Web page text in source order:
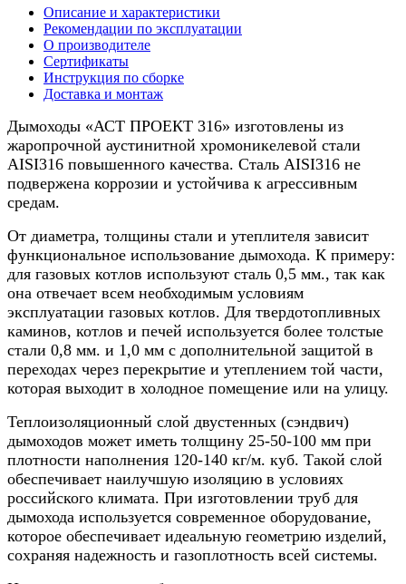
камина
нерж.,
120/220мм,
10м
Описание и характеристики
Рекомендации по эксплуатации
О производителе
Сертификаты
Инструкция по сборке
Доставка и монтаж
Дымоходы «АСТ ПРОЕКТ 316» изготовлены из
жаропрочной аустинитной хромоникелевой стали
AISI316 повышенного качества. Сталь AISI316 не
подвержена коррозии и устойчива к агрессивным
средам.
От диаметра, толщины стали и утеплителя зависит
функциональное использование дымохода. К примеру:
для газовых котлов используют сталь 0,5 мм., так как
она отвечает всем необходимым условиям
эксплуатации газовых котлов. Для твердотопливных
каминов, котлов и печей используется более толстые
стали 0,8 мм. и 1,0 мм с дополнительной защитой в
переходах через перекрытие и утеплением той части,
которая выходит в холодное помещение или на улицу.
Теплоизоляционный слой двустенных (сэндвич)
дымоходов может иметь толщину 25-50-100 мм при
плотности наполнения 120-140 кг/м. куб. Такой слой
обеспечивает наилучшую изоляцию в условиях
российского климата. При изготовлении труб для
дымохода используется современное оборудование,
которое обеспечивает идеальную геометрию изделий,
сохраняя надежность и газоплотность всей системы.